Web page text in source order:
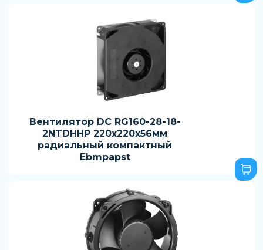
Вентилятор DC RG160-28-18-
2NTDHHP 220x220x56мм
радиальный компактный
Ebmpapst